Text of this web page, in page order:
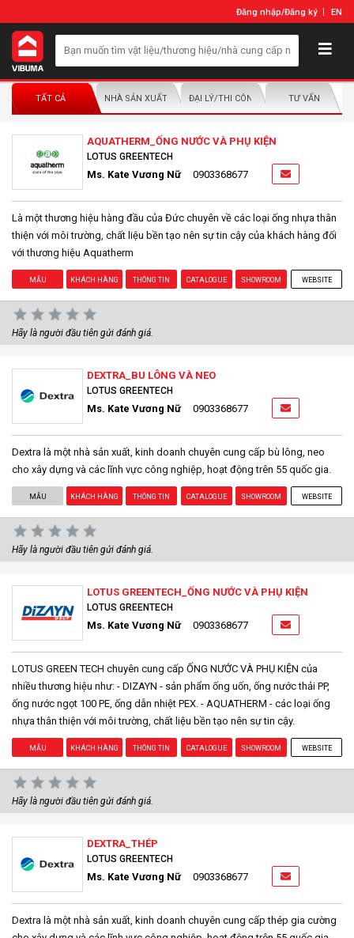
Đăng nhập/Đăng ký EN
TẤT CẢ NHÀ SẢN XUẤT/NHÀ PHÂN PHỐIĐẠI LÝ/THI CÔNG LẮP ĐẶTTƯ VẤN
AQUATHERM_ỐNG NƯỚC VÀ PHỤ KIỆN
LOTUS GREENTECH
Ms. Kate Vương Nữ 0903368677
Là một thương hiệu hàng đầu của Đức chuyên về các loại ống nhựa thân
thiện với môi trường, chất liệu bền tạo nên sự tin cậy của khách hàng đối
với thương hiệu Aquatherm
MẪU KHÁCH HÀNG THÔNG TIN CATALOGUE SHOWROOM WEBSITE
Hãy là người đầu tiên gửi đánh giá.
DEXTRA_BU LÔNG VÀ NEO
LOTUS GREENTECH
Ms. Kate Vương Nữ 0903368677
Dextra là một nhà sản xuất, kinh doanh chuyên cung cấp bù lông, neo
cho xây dựng và các lĩnh vực công nghiệp, hoạt động trên 55 quốc gia.
MẪU KHÁCH HÀNG THÔNG TIN CATALOGUE SHOWROOM WEBSITE
Hãy là người đầu tiên gửi đánh giá.
LOTUS GREENTECH_ỐNG NƯỚC VÀ PHỤ KIỆN
LOTUS GREENTECH
Ms. Kate Vương Nữ 0903368677
LOTUS GREEN TECH chuyên cung cấp ỐNG NƯỚC VÀ PHỤ KIỆN của
nhiều thương hiệu như: - DIZAYN - sản phẩm ống uốn, ống nước thải PP,
ống nước ngọt 100 PE, ống dẫn nhiệt PEX. - AQUATHERM - các loại ống
nhựa thân thiện với môi trường, chất liệu bền tạo nên sự tin cậy.
MẪU KHÁCH HÀNG THÔNG TIN CATALOGUE SHOWROOM WEBSITE
Hãy là người đầu tiên gửi đánh giá.
DEXTRA_THÉP
LOTUS GREENTECH
Ms. Kate Vương Nữ 0903368677
Dextra là một nhà sản xuất, kinh doanh chuyên cung cấp thép gia cường